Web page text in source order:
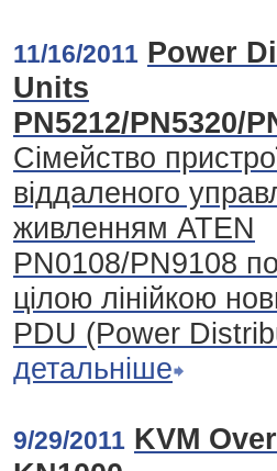
11/16/2011 Power
Units
PN5212/PN5320/
Сімейство
віддаленого
живленням ATEN
PN0108/PN9108
цілою лінійкою
PDU (Power
детальніше
9/29/2011 KVM